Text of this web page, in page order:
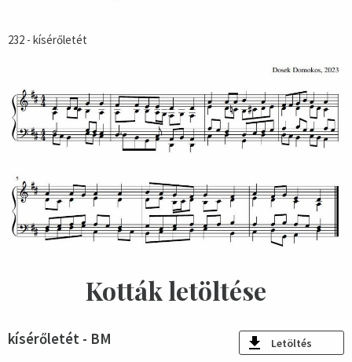
232 - kísérőletét
Kották letöltése
kísérőletét - BM Letöltés